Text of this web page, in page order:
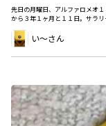
先日の月曜日、アルファロメオ
から３年１ヶ月と１１日。サラ
い～さん